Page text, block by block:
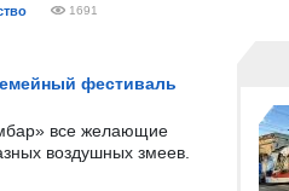
1691
фестиваль
все желающие
воздушных змеев.